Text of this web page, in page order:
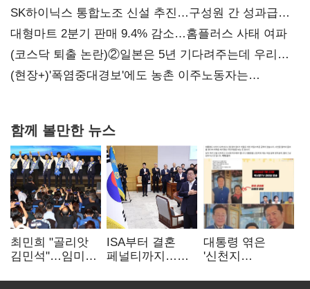
SK하이닉스 통합노조 신설 추진…구성원 간 성과급
불만 확산
대형마트 2분기 판매 9.4% 감소…홈플러스 사태 여파
(코스닥 퇴출 논란)②일본은 5년 기다려주는데 우리는
당장 퇴출?…시간만으론 부족한 코스닥 구하기
(현장+)'폭염중대경보'에도 농촌 이주노동자는
함께 볼만한 뉴스
최민희 "골리앗
김민석"…임미애
알아야"
ISA부터 결혼
페널티까지…
하락에 '청년
대통령 엮은
'신천지
"선 넘었다" 격앙